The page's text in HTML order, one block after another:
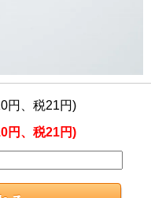
円、税21円)
円、税21円)